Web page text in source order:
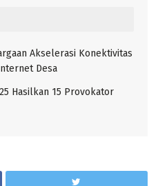
Akselerasi Konektivitas
Desa
Hasilkan 15 Provokator